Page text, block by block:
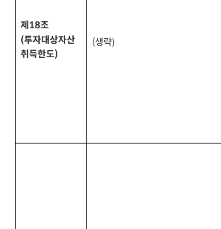
제 18조
(투자대상자산
취득한도)
(생략)